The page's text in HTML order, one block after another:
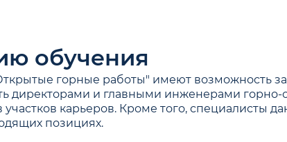
обучения
горные работы" имеют возможность
директорами и главными инженерами горно-
карьеров. Кроме того, специалисты
позициях.